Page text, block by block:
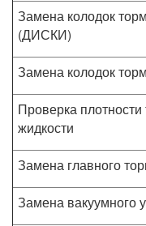
Замена колодок
(ДИСКИ)
Замена колодок
Проверка
жидкости
Замена главного
Замена вакуумного